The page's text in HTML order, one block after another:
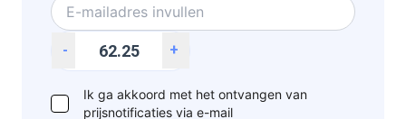
- +
Ik ga akkoord met het ontvangen van
prijsnotificaties via e-mail